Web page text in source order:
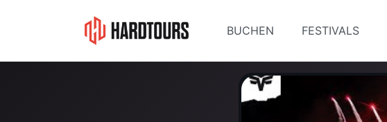
BUCHEN FESTIVALS